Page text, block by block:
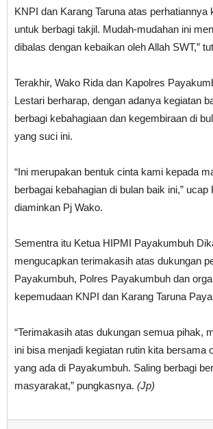
KNPI dan Karang Taruna atas perhatiannya
untuk berbagi takjil. Mudah-mudahan ini
dibalas dengan kebaikan oleh Allah SWT,”
Terakhir, Wako Rida dan Kapolres
Lestari berharap, dengan adanya kegiatan
berbagi kebahagiaan dan kegembiraan di
yang suci ini.
“Ini merupakan bentuk cinta kami kepada
berbagai kebahagian di bulan baik ini,” ucap
diaminkan Pj Wako.
Sementra itu Ketua HIPMI Payakumbuh
mengucapkan terimakasih atas dukungan
Payakumbuh, Polres Payakumbuh dan
kepemudaan KNPI dan Karang Taruna
“Terimakasih atas dukungan semua pihak,
ini bisa menjadi kegiatan rutin kita bersama
yang ada di Payakumbuh. Saling berbagi
masyarakat,” pungkasnya. (Jp)